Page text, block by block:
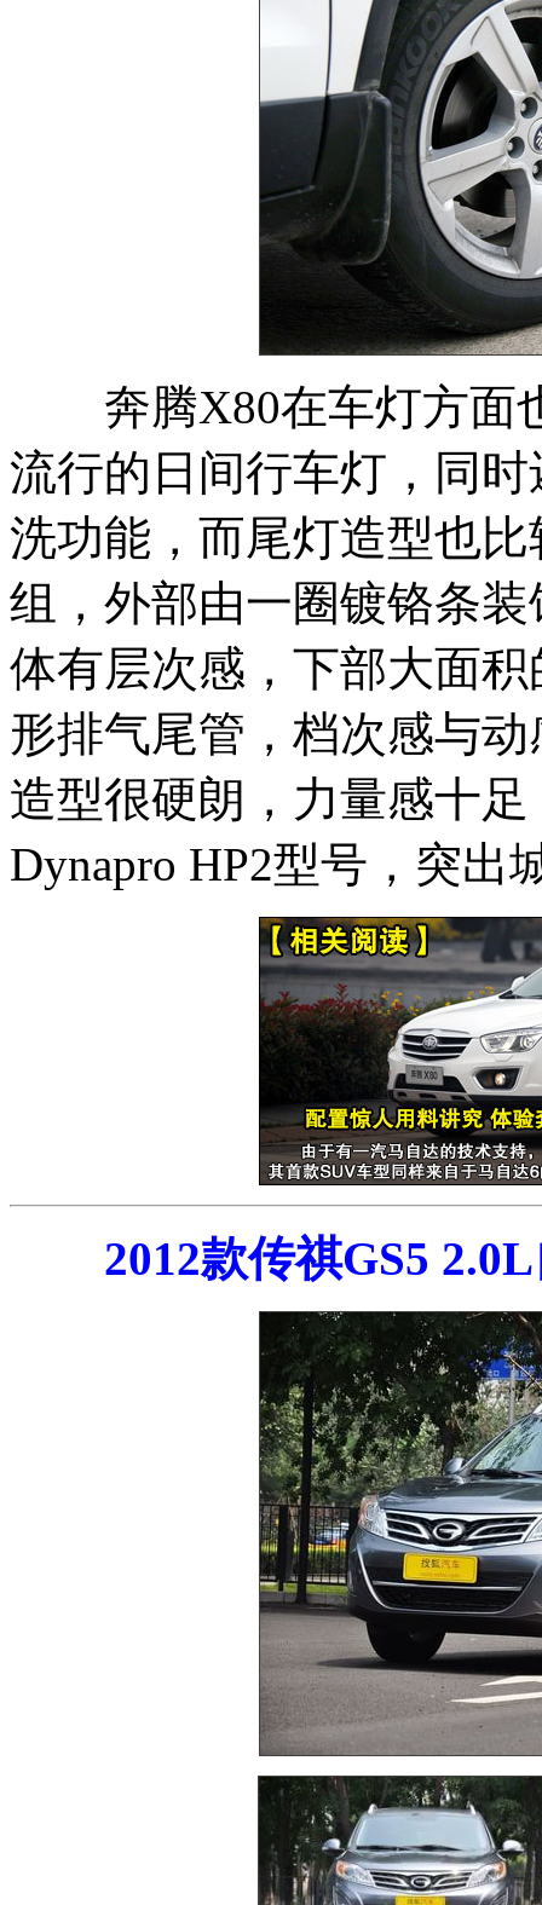
奔腾X80在车灯方面
流行的日间行车灯，同
洗功能，而尾灯造型也
组，外部由一圈镀铬条
体有层次感，下部大面
形排气尾管，档次感与
造型很硬朗，力量感十
Dynapro HP2型号，突
2012款传祺GS5 2.0L